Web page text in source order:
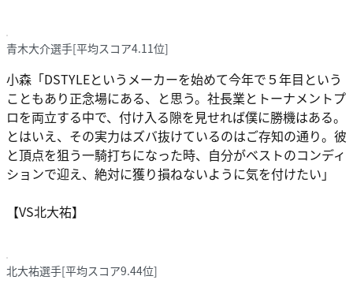
青木大介選手[平均スコア4.11位]
小森 「DSTYLEというメーカーを始めて今年で５年目という
こともあり正念場にある、と思う。社長業とトーナメントプ
ロを両立する中で、付け入る隙を見せれば僕に勝機はある。
とはいえ、その実力はズバ抜けているのはご存知の通り。彼
と頂点を狙う一騎打ちになった時、自分がベストのコンディ
ションで迎え、絶対に獲り損ねないように気を付けたい」
【VS北大祐】
北大祐選手[平均スコア9.44位]